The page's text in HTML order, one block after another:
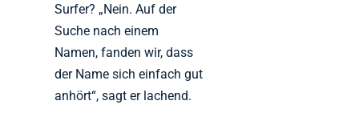
Surfer? „Nein. Auf der
Suche nach einem
Namen, fanden wir, dass
der Name sich einfach gut
anhört“, sagt er lachend.